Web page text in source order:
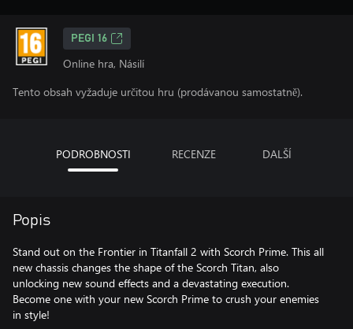
PEGI 16
Online hra, Násilí
Tento obsah vyžaduje určitou hru (prodávanou samostatně).
PODROBNOSTI RECENZE DALŠÍ
Popis
Stand out on the Frontier in Titanfall 2 with Scorch Prime. This all
new chassis changes the shape of the Scorch Titan, also
unlocking new sound effects and a devastating execution.
Become one with your new Scorch Prime to crush your enemies
in style!